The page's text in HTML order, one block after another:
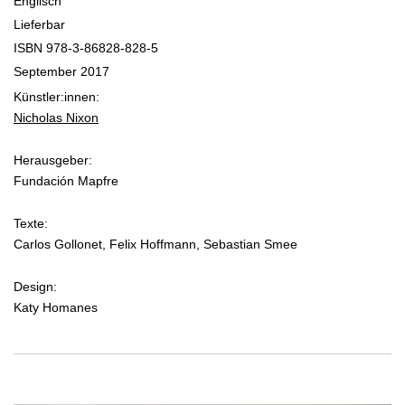
Lieferbar
ISBN 978-3-86828-828-5
September 2017
Künstler:innen:
Nicholas Nixon
Herausgeber:
Fundación Mapfre
Texte:
Carlos Gollonet, Felix Hoffmann, Sebastian Smee
Design:
Katy Homanes